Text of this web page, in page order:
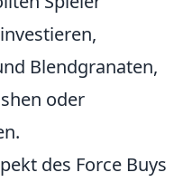
investieren,
Blendgranaten,
oder
des Force Buys